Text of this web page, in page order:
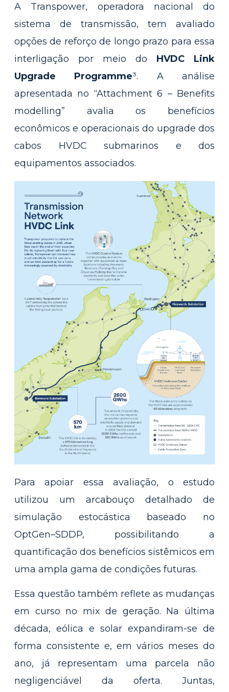
A Transpower, operadora nacional do
sistema de transmissão, tem avaliado
opções de reforço de longo prazo para essa
interligação por meio do HVDC Link
Upgrade Programme³. A análise
apresentada no “Attachment 6 – Benefits
modelling” avalia os benefícios
econômicos e operacionais do upgrade dos
cabos HVDC submarinos e dos
equipamentos associados.
Para apoiar essa avaliação, o estudo
utilizou um arcabouço detalhado de
simulação estocástica baseado no
OptGen–SDDP, possibilitando a
quantificação dos benefícios sistêmicos em
uma ampla gama de condições futuras.
Essa questão também reflete as mudanças
em curso no mix de geração. Na última
década, eólica e solar expandiram-se de
forma consistente e, em vários meses do
ano, já representam uma parcela não
negligenciável da oferta. Juntas,